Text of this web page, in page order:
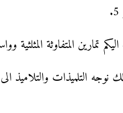
تمارين المتفاوثة
نوجه التلميذات والتلاميذ